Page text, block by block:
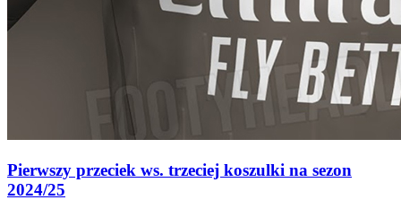
Pierwszy przeciek ws. trzeciej koszulki na sezon
2024/25